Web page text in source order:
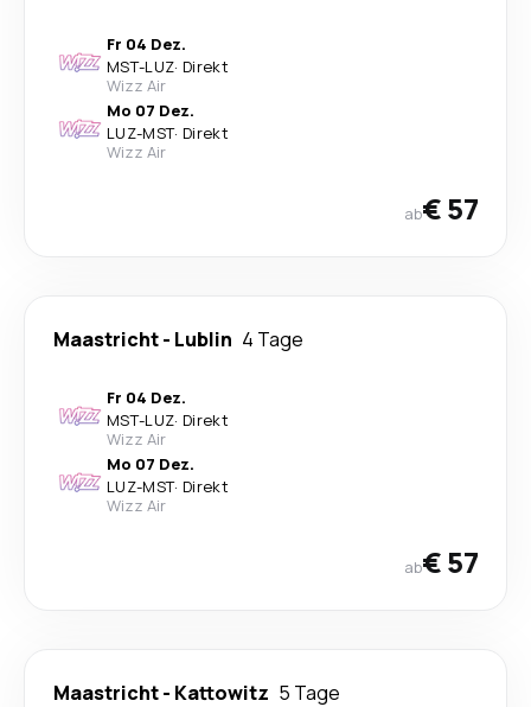
Fr 04 Dez.
MST-LUZ· Direkt
Wizz Air
Mo 07 Dez.
LUZ-MST· Direkt
Wizz Air
ab€ 57
Maastricht- Lublin 4 Tage
Fr 04 Dez.
MST-LUZ· Direkt
Wizz Air
Mo 07 Dez.
LUZ-MST· Direkt
Wizz Air
ab€ 57
Maastricht- Kattowitz 5 Tage